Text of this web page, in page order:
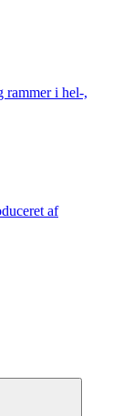
rammer i hel-,
af